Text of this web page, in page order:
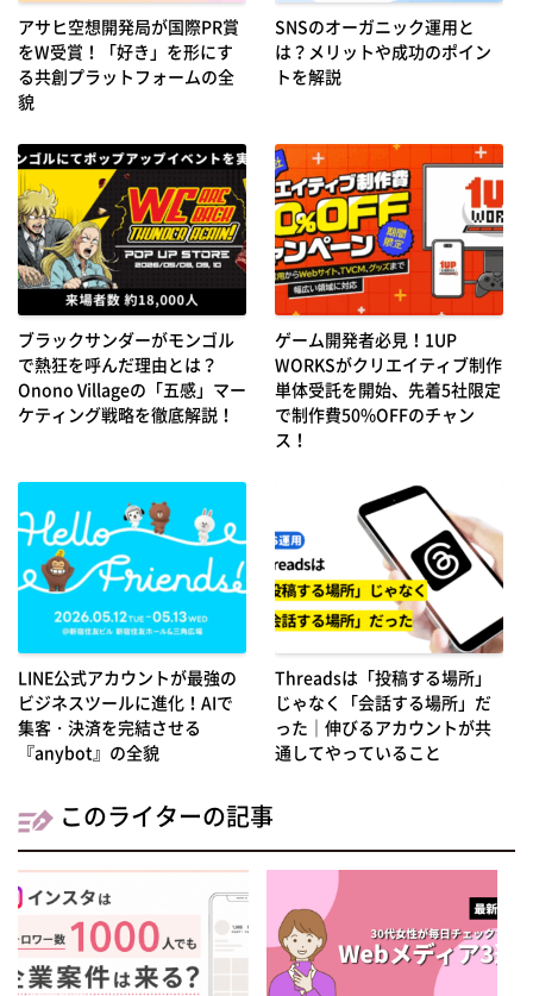
アサヒ空想開発局が国際PR賞
をW受賞！「好き」を形にす
る共創プラットフォームの全
貌
SNSのオーガニック運用と
は？メリットや成功のポイン
トを解説
ブラックサンダーがモンゴル
で熱狂を呼んだ理由とは？
Onono Villageの「五感」マー
ケティング戦略を徹底解説！
ゲーム開発者必見！1UP
WORKSがクリエイティブ制作
単体受託を開始、先着5社限定
で制作費50%OFFのチャン
ス！
LINE公式アカウントが最強の
ビジネスツールに進化！AIで
集客・決済を完結させる
『anybot』の全貌
Threadsは「投稿する場所」
じゃなく「会話する場所」だ
った｜伸びるアカウントが共
通してやっていること
このライターの記事